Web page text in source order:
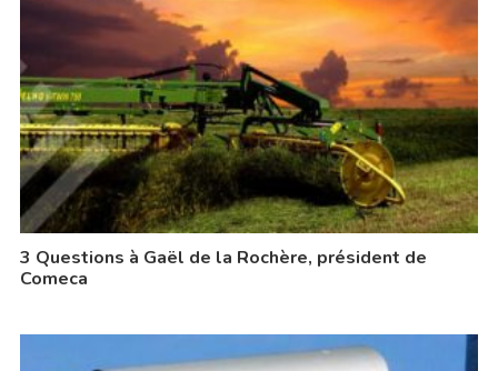
3 Questions à Gaël de la Rochère, président de
Comeca